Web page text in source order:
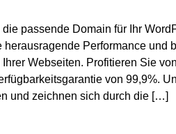
passende Domain für Ihr
Performance und
Webseiten. Profitieren Sie
von 99,9%.
und zeichnen sich durch die […]